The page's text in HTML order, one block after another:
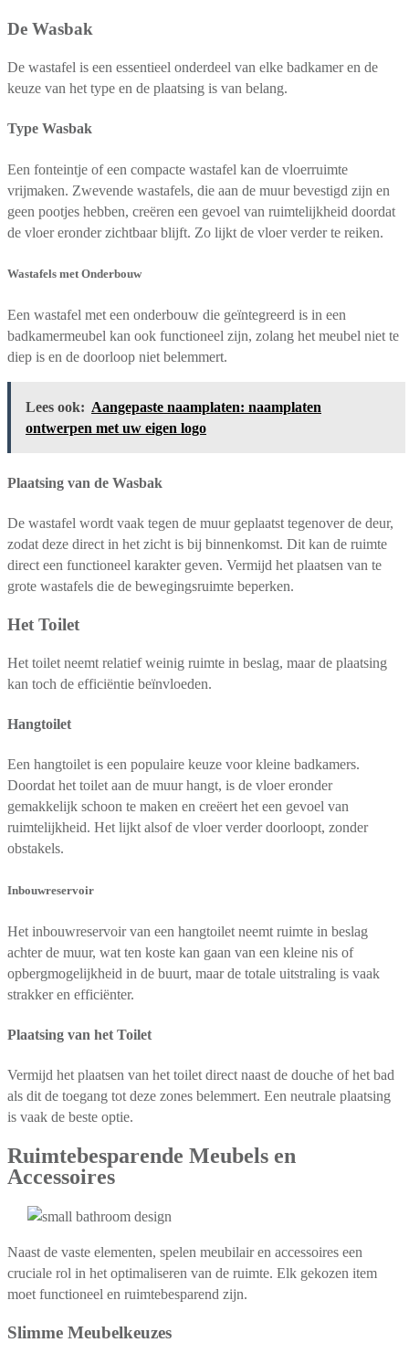
De Wasbak
De wastafel is een essentieel onderdeel van elke badkamer en de
keuze van het type en de plaatsing is van belang.
Type Wasbak
Een fonteintje of een compacte wastafel kan de vloerruimte
vrijmaken. Zwevende wastafels, die aan de muur bevestigd zijn en
geen pootjes hebben, creëren een gevoel van ruimtelijkheid doordat
de vloer eronder zichtbaar blijft. Zo lijkt de vloer verder te reiken.
Wastafels met Onderbouw
Een wastafel met een onderbouw die geïntegreerd is in een
badkamermeubel kan ook functioneel zijn, zolang het meubel niet te
diep is en de doorloop niet belemmert.
Lees ook: Aangepaste naamplaten: naamplaten
ontwerpen met uw eigen logo
Plaatsing van de Wasbak
De wastafel wordt vaak tegen de muur geplaatst tegenover de deur,
zodat deze direct in het zicht is bij binnenkomst. Dit kan de ruimte
direct een functioneel karakter geven. Vermijd het plaatsen van te
grote wastafels die de bewegingsruimte beperken.
Het Toilet
Het toilet neemt relatief weinig ruimte in beslag, maar de plaatsing
kan toch de efficiëntie beïnvloeden.
Hangtoilet
Een hangtoilet is een populaire keuze voor kleine badkamers.
Doordat het toilet aan de muur hangt, is de vloer eronder
gemakkelijk schoon te maken en creëert het een gevoel van
ruimtelijkheid. Het lijkt alsof de vloer verder doorloopt, zonder
obstakels.
Inbouwreservoir
Het inbouwreservoir van een hangtoilet neemt ruimte in beslag
achter de muur, wat ten koste kan gaan van een kleine nis of
opbergmogelijkheid in de buurt, maar de totale uitstraling is vaak
strakker en efficiënter.
Plaatsing van het Toilet
Vermijd het plaatsen van het toilet direct naast de douche of het bad
als dit de toegang tot deze zones belemmert. Een neutrale plaatsing
is vaak de beste optie.
Ruimtebesparende Meubels en
Accessoires
Naast de vaste elementen, spelen meubilair en accessoires een
cruciale rol in het optimaliseren van de ruimte. Elk gekozen item
moet functioneel en ruimtebesparend zijn.
Slimme Meubelkeuzes